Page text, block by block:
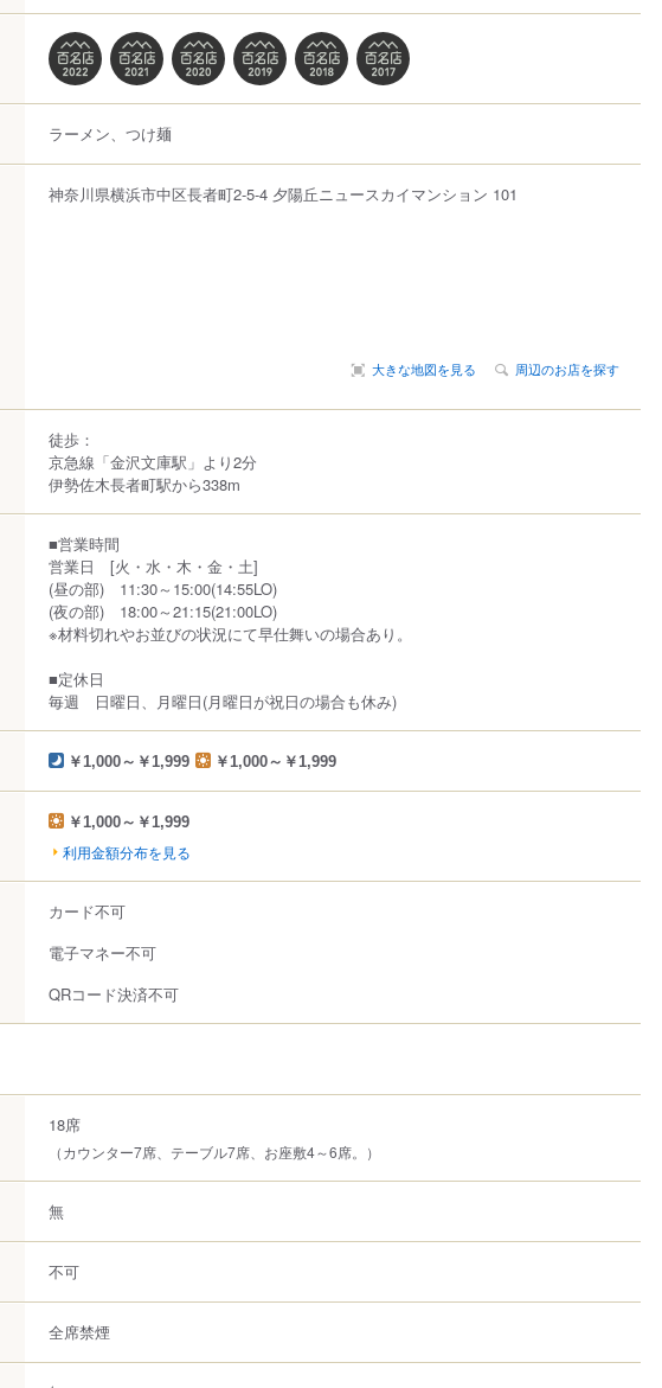
ラーメン、つけ麺
神奈川県横浜市中区長者町2-5-4 夕陽丘ニュースカイマンション 101
大きな地図を見る 周辺のお店を探す
徒歩：
京急線「金沢文庫駅」より2分
伊勢佐木長者町駅から338m
■営業時間
営業日 [火・水・木・金・土]
(昼の部) 11:30～15:00(14:55LO)
(夜の部) 18:00～21:15(21:00LO)
※材料切れやお並びの状況にて早仕舞いの場合あり。
■定休日
毎週 日曜日、月曜日(月曜日が祝日の場合も休み)
￥1,000～￥1,999 ￥1,000～￥1,999
￥1,000～￥1,999
利用金額分布を見る
カード不可
電子マネー不可
QRコード決済不可
18席
（カウンター7席、テーブル7席、お座敷4～6席。）
無
不可
全席禁煙